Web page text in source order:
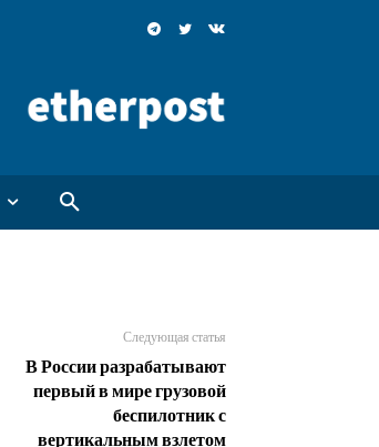
Следующая статья
В России разрабатывают
первый в мире грузовой
беспилотник с
вертикальным взлетом